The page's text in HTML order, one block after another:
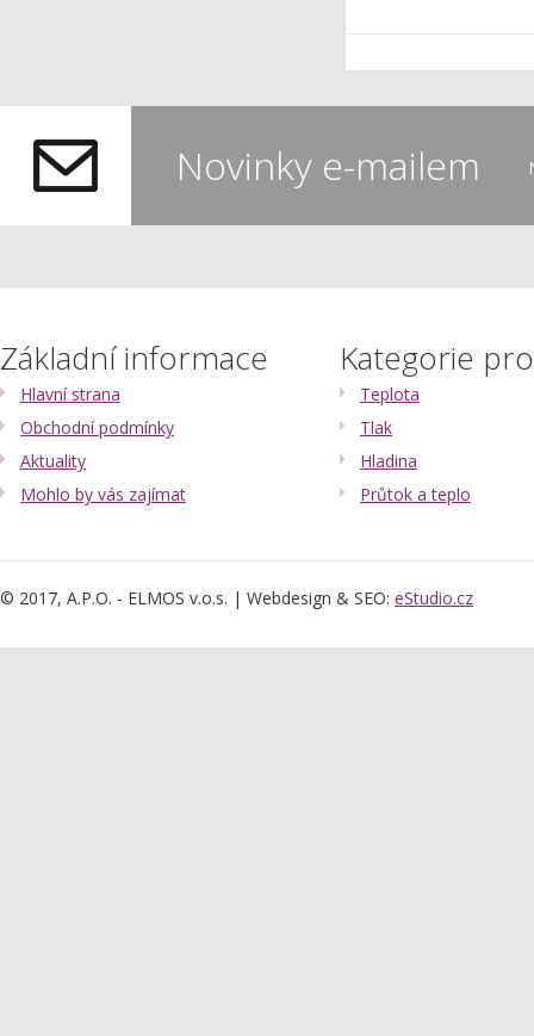
Novinky e-mailem
Základní informace
Hlavní strana
Obchodní podmínky
Aktuality
Mohlo by vás zajímat
Kategorie
Teplota
Tlak
Hladina
Průtok a teplo
© 2017, A.P.O. - ELMOS v.o.s. | Webdesign & SEO: eStudio.cz